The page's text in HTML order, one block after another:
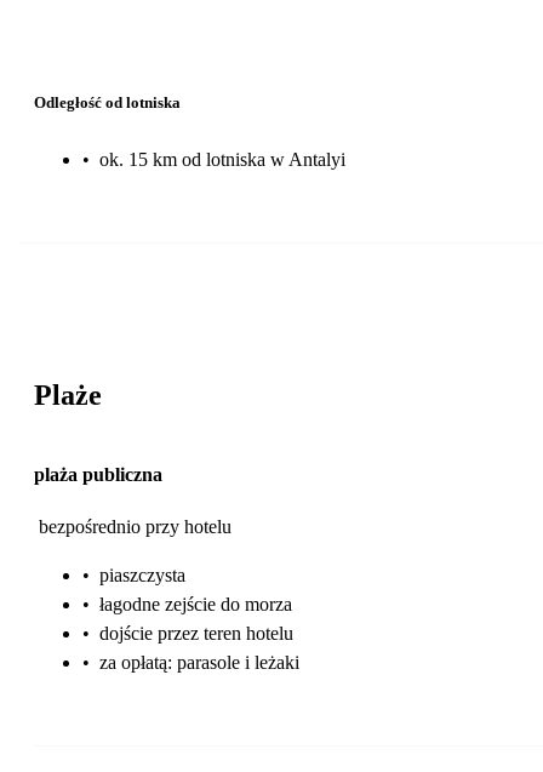
Odległość od lotniska
• ok. 15 km od lotniska w Antalyi
Plaże
plaża publiczna
bezpośrednio przy hotelu
• piaszczysta
• łagodne zejście do morza
• dojście przez teren hotelu
• za opłatą: parasole i leżaki